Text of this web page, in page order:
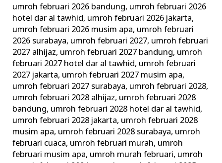
umroh februari 2026 bandung, umroh februari 2026
hotel dar al tawhid, umroh februari 2026 jakarta,
umroh februari 2026 musim apa, umroh februari
2026 surabaya, umroh februari 2027, umroh februari
2027 alhijaz, umroh februari 2027 bandung, umroh
februari 2027 hotel dar al tawhid, umroh februari
2027 jakarta, umroh februari 2027 musim apa,
umroh februari 2027 surabaya, umroh februari 2028,
umroh februari 2028 alhijaz, umroh februari 2028
bandung, umroh februari 2028 hotel dar al tawhid,
umroh februari 2028 jakarta, umroh februari 2028
musim apa, umroh februari 2028 surabaya, umroh
februari cuaca, umroh februari murah, umroh
februari musim apa, umroh murah februari, umroh